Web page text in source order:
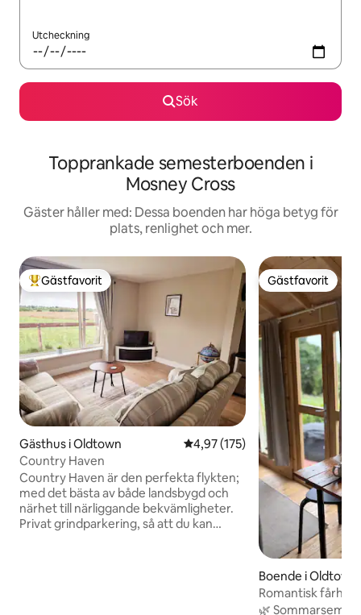
Utcheckning
Sök
Topprankade semesterboenden i
Mosney Cross
Gäster håller med: Dessa boenden har höga betyg för
plats, renlighet och mer.
Populär gästfavorit
Gästfavorit
Gästhus i Oldtown 4,97 av 5 i genomsnittligt
4,97 (175)
Country Haven
Country Haven är den perfekta flykten;
med det bästa av både landsbygd och
närhet till närliggande bekvämligheter.
Privat grindparkering, så att du kan
Gästfavorit
Gästfavorit
Boende i Oldtown
Romantisk
flygplats/grill
🌿